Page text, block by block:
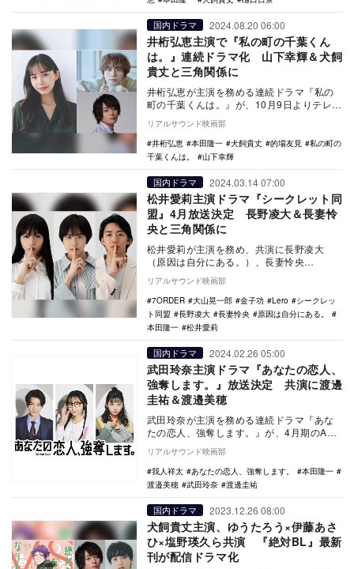
国内ドラマ 2024.08.20 06:00
井桁弘恵主演で『私の町の千葉くん
は。』連続ドラマ化 山下幸輝＆犬飼
貴丈と三角関係に
井桁弘恵が主演を務める連続ドラマ『私の
町の千葉くんは。』が、10月9日よりテレビ
東京のドラマNEXT枠で放送されることが決
定した…
リアルサウンド映画部
井桁弘恵
本田隆一 犬飼貴丈 的場友見
私の町の
千葉くんは。
山下幸輝
国内ドラマ 2024.03.14 07:00
松井愛莉主演ドラマ『シークレット同
盟』4月放送決定 長野凌大＆長妻怜
央と三角関係に
松井愛莉が主演を務め、共演に長野凌大
（原因は自分にある。）、長妻怜央
（7ORDER）を迎えた連続ドラマ『シーク
レット同盟』が、4…
リアルサウンド映画部
7ORDER
大山晃一郎 金子功 Lero
シークレッ
ト同盟
長野凌大 長妻怜央
原因は自分にある。
本田隆一
松井愛莉
国内ドラマ 2024.02.26 05:00
武田玲奈主演ドラマ『あなたの恋人、
強奪します。』放送決定 共演に渡邊
圭祐＆渡邉美穂
武田玲奈が主演を務める連続ドラマ『あな
たの恋人、強奪します。』が、4月期のABC
テレビ・テレビ朝日系ドラマL枠で放送され
ることが…
リアルサウンド映画部
我人祥太
あなたの恋人、強奪します。
本田隆一
渡邉美穂
武田玲奈 渡邊圭祐
国内ドラマ 2023.12.26 08:00
犬飼貴丈主演、ゆうたろう×伊藤あさ
ひ×塩野瑛久ら共演 『絶対BL』最新
刊が配信ドラマ化